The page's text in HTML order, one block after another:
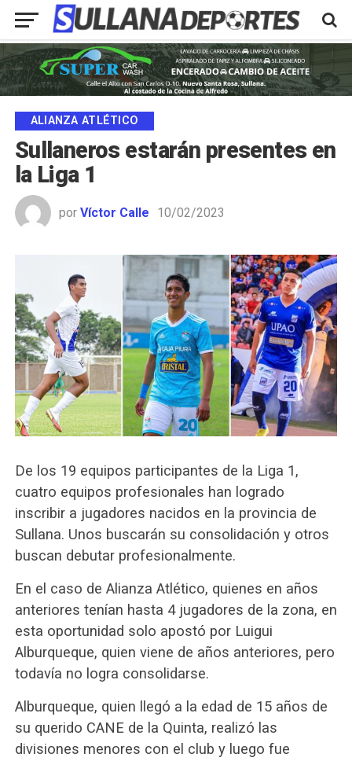
ALIANZA ATLÉTICO
Sullaneros estarán presentes en
la Liga 1
por Víctor Calle 10/02/2023
De los 19 equipos participantes de la Liga 1,
cuatro equipos profesionales han logrado
inscribir a jugadores nacidos en la provincia de
Sullana. Unos buscarán su consolidación y otros
buscan debutar profesionalmente.
En el caso de Alianza Atlético, quienes en años
anteriores tenían hasta 4 jugadores de la zona, en
esta oportunidad solo apostó por Luigui
Alburqueque, quien viene de años anteriores, pero
todavía no logra consolidarse.
Alburqueque, quien llegó a la edad de 15 años de
su querido CANE de la Quinta, realizó las
divisiones menores con el club y luego fue